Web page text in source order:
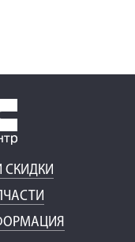
СКИДКИ